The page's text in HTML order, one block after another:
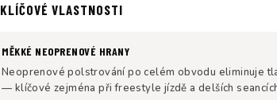
KLÍČOVÉ VLASTNOSTI
MĚKKÉ NEOPRENOVÉ HRANY
Neoprenové polstrování po celém obvodu eliminuje
— klíčové zejména při freestyle jízdě a delších